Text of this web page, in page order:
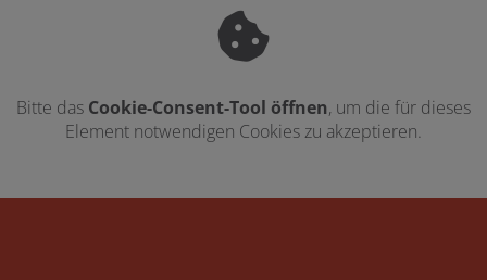
Bitte das Cookie-Consent-Tool öffnen, um die für dieses
Element notwendigen Cookies zu akzeptieren.